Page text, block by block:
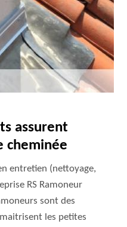
assurent
cheminée
entretien (nettoyage,
RS Ramoneur
sont des
les petites